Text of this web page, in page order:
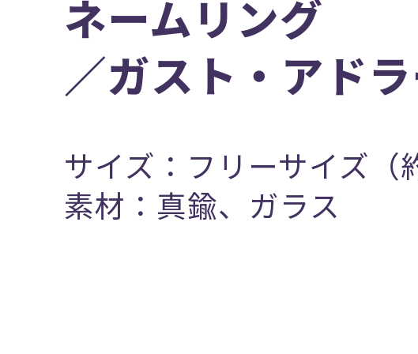
ネームリング
／ガスト・アド
サイズ：フリーサイズ（
素材：真鍮、ガラス